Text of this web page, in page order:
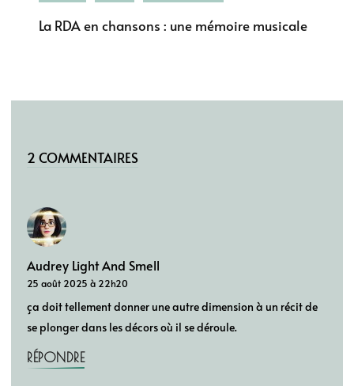
La RDA en chansons : une mémoire musicale
2 COMMENTAIRES
Audrey Light And Smell
25 août 2025 à 22h20
ça doit tellement donner une autre dimension à un récit de
se plonger dans les décors où il se déroule.
RÉPONDRE